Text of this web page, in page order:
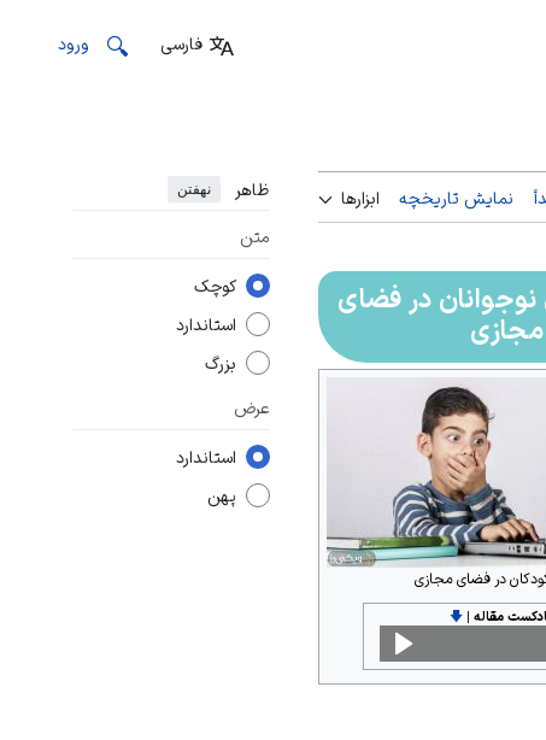
فارسی ورود
نمایش تاریخچه ابزارها ظاهر نهفتن
متن
کوچک
استاندارد
بزرگ
عرض
استاندارد
پهن
در فضای
مجازی
در فضای مجازی
مقاله |
🡇